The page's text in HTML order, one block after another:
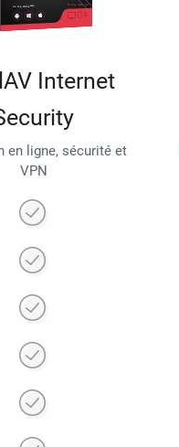
Internet
en ligne, sécurité et
VPN